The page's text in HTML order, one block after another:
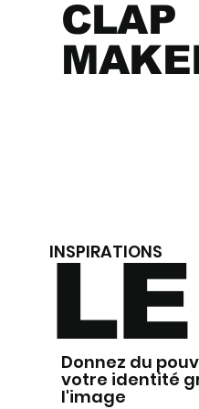
CLAP
INSPIRATIONS
Donnez du
votre identité
l'image